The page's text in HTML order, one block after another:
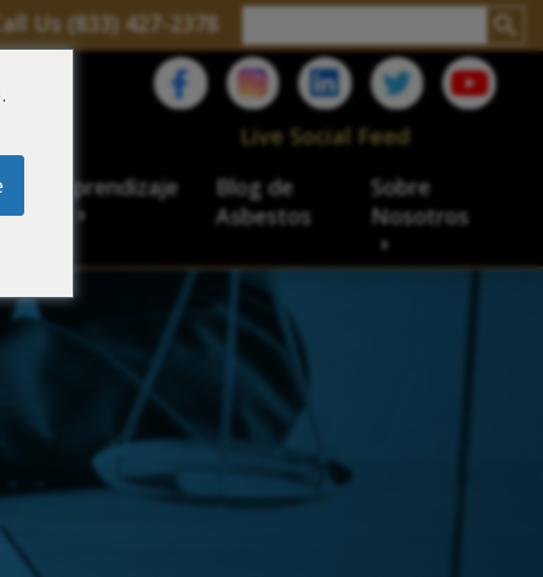
Us (833) 427-2378
Live Social Feed
de veteranos
laboral
de aprendizaje
Blog de
Asbestos
Sobre
Nosotros